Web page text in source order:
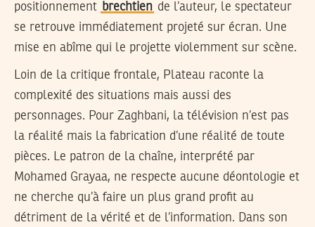
positionnement brechtien de l’auteur, le spectateur
se retrouve immédiatement projeté sur écran. Une
mise en abîme qui le projette violemment sur scène.
Loin de la critique frontale, Plateau raconte la
complexité des situations mais aussi des
personnages. Pour Zaghbani, la télévision n’est pas
la réalité mais la fabrication d’une réalité de toute
pièces. Le patron de la chaîne, interprété par
Mohamed Grayaa, ne respecte aucune déontologie et
ne cherche qu’à faire un plus grand profit au
détriment de la vérité et de l’information. Dans son